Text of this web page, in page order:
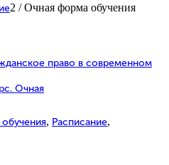
2 / Очная форма обучения
право в современном
Очная
, Расписание,